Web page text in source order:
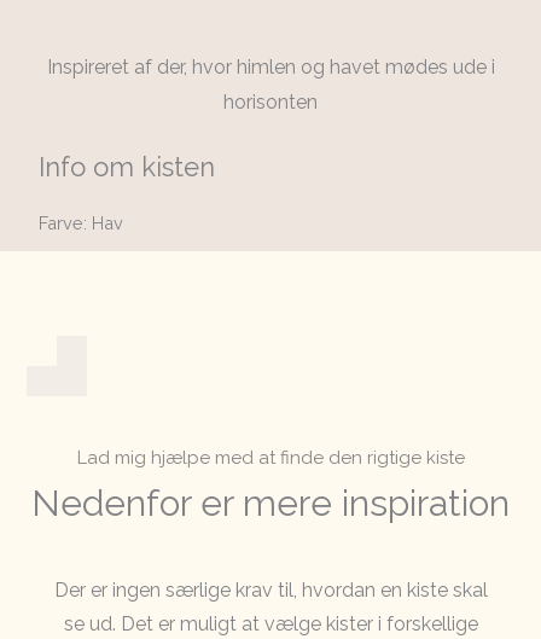
Inspireret af der, hvor himlen og havet mødes ude i
horisonten
Info om kisten
Farve: Hav
Lad mig hjælpe med at finde den rigtige kiste
Nedenfor er mere inspiration
Der er ingen særlige krav til, hvordan en kiste skal
se ud. Det er muligt at vælge kister i forskellige